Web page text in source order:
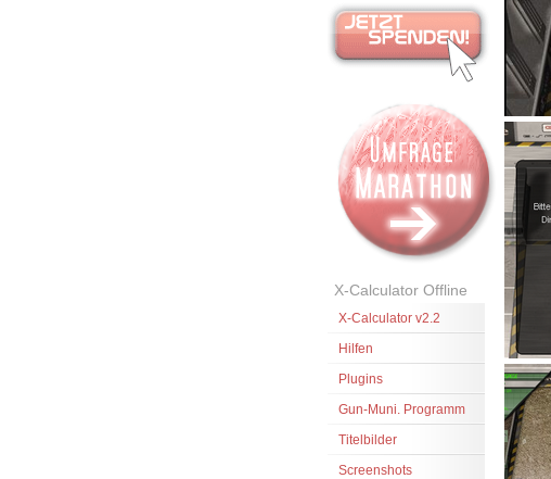
X-Calculator Offline
X-Calculator v2.2
Hilfen
Plugins
Gun-Muni. Programm
Titelbilder
Screenshots